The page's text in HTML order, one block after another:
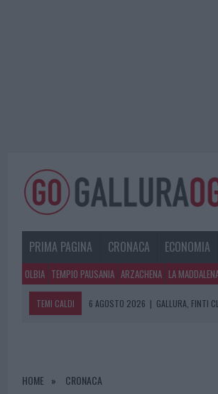
PRIMA PAGINA CRONACA ECONOMIA
OLBIA TEMPIO PAUSANIA ARZACHENA LA
TEMI CALDI 6 AGOSTO 2026 | GALLURA, FINTI
6 AGOSTO 2026
|
HOME CRONACA